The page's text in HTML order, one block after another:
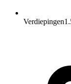
Verdiepingen